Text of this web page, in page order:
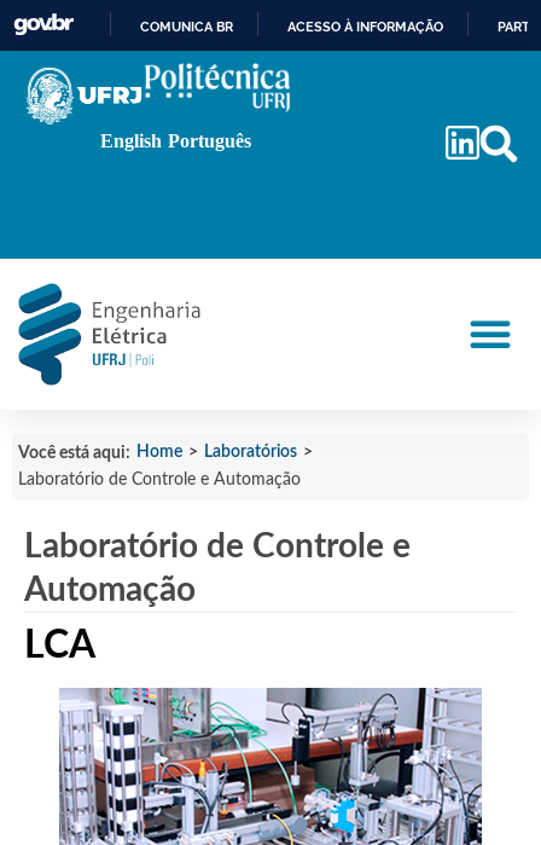
PARA
COMUNICA BR ACESSO À INFORMAÇÃO
English Português
Você está aqui: Home > Laboratórios >
Laboratório de Controle e Automação
Laboratório de Controle e
Automação
LCA